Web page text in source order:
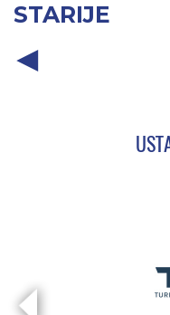
STARIJE